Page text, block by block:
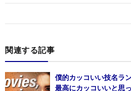
関連する記事
僕的カッコいい技名ラ
最高にカッコいいと思